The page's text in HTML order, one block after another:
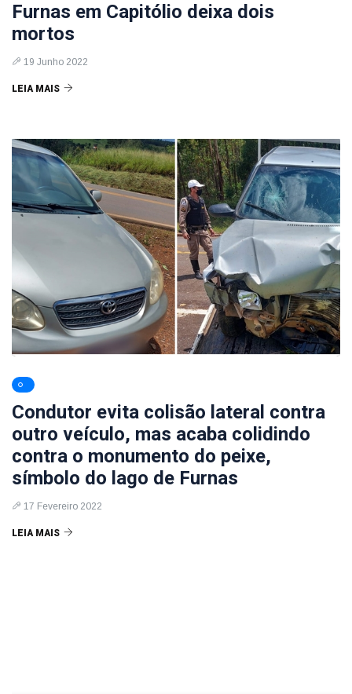
Furnas em Capitólio deixa dois
mortos
19 Junho 2022
LEIA MAIS
Condutor evita colisão lateral contra
outro veículo, mas acaba colidindo
contra o monumento do peixe,
símbolo do lago de Furnas
17 Fevereiro 2022
LEIA MAIS